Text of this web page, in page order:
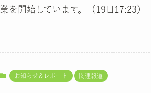
業を開始しています。（19日17:23）
お知らせ＆レポート 関連報道